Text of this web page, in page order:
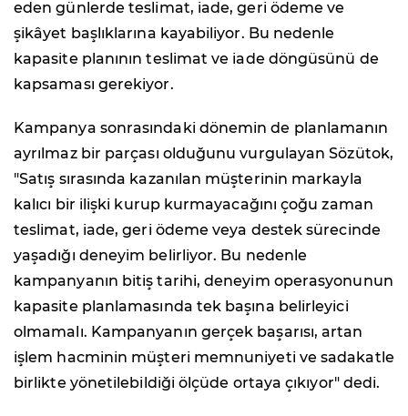
eden günlerde teslimat, iade, geri ödeme ve
şikâyet başlıklarına kayabiliyor. Bu nedenle
kapasite planının teslimat ve iade döngüsünü de
kapsaması gerekiyor.
Kampanya sonrasındaki dönemin de planlamanın
ayrılmaz bir parçası olduğunu vurgulayan Sözütok,
"Satış sırasında kazanılan müşterinin markayla
kalıcı bir ilişki kurup kurmayacağını çoğu zaman
teslimat, iade, geri ödeme veya destek sürecinde
yaşadığı deneyim belirliyor. Bu nedenle
kampanyanın bitiş tarihi, deneyim operasyonunun
kapasite planlamasında tek başına belirleyici
olmamalı. Kampanyanın gerçek başarısı, artan
işlem hacminin müşteri memnuniyeti ve sadakatle
birlikte yönetilebildiği ölçüde ortaya çıkıyor" dedi.